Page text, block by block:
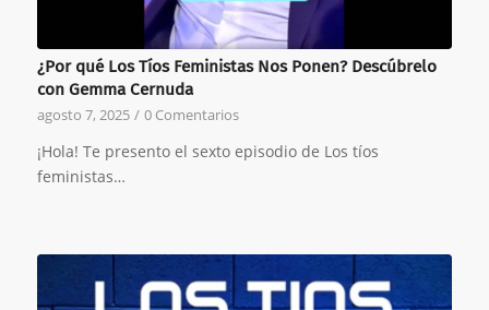
¿Por qué Los Tíos Feministas Nos Ponen? Descúbrelo
con Gemma Cernuda
agosto 7, 2025 / 0 Comentarios
¡Hola! Te presento el sexto episodio de Los tíos
feministas…